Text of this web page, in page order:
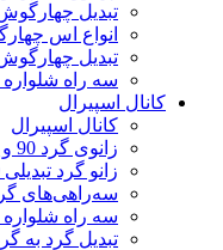
تبدیل
انواع اس
تبدیل
سه راه
کانال اسپیرال
کانال اسپیرال
زانوی گرد 90 و 45 درجه
زانو گرد تبدیلی 90 و 45 درجه
سه‌راهی‌های گرد 90 و
سه راه شلواره گرد 90 درجه و
تبدیل گرد به